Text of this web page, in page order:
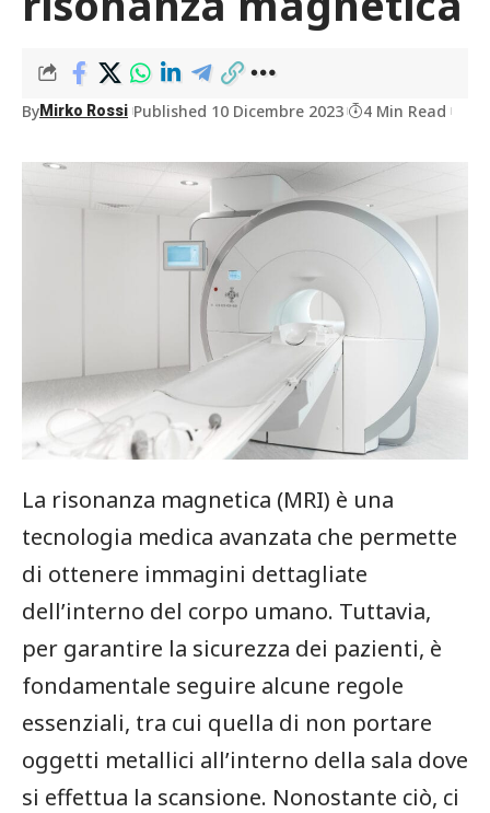
ByMirko Rossi Published 10 Dicembre 2023 4 Min Read
La risonanza magnetica (MRI) è una
tecnologia medica avanzata che permette
di ottenere immagini dettagliate
dell’interno del corpo umano. Tuttavia,
per garantire la sicurezza dei pazienti, è
fondamentale seguire alcune regole
essenziali, tra cui quella di non portare
oggetti metallici all’interno della sala dove
si effettua la scansione. Nonostante ciò, ci